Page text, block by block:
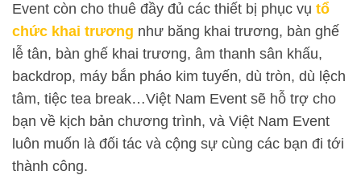
Event còn cho thuê đầy đủ các thiết bị phục vụ tổ
chức khai trương như băng khai trương, bàn ghế
lễ tân, bàn ghế khai trương, âm thanh sân khấu,
backdrop, máy bắn pháo kim tuyến, dù tròn, dù lệch
tâm, tiệc tea break…Việt Nam Event sẽ hỗ trợ cho
bạn về kịch bản chương trình, và Việt Nam Event
luôn muốn là đối tác và cộng sự cùng các bạn đi tới
thành công.